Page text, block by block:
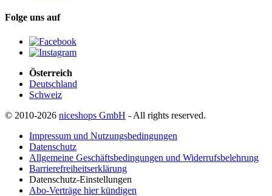
Folge uns auf
Österreich
Deutschland
Schweiz
© 2010-2026 niceshops GmbH - All rights reserved.
Impressum und Nutzungsbedingungen
Datenschutz
Allgemeine Geschäftsbedingungen und Widerrufsbelehrung
Barrierefreiheitserklärung
Datenschutz-Einstellungen
Abo-Verträge hier kündigen